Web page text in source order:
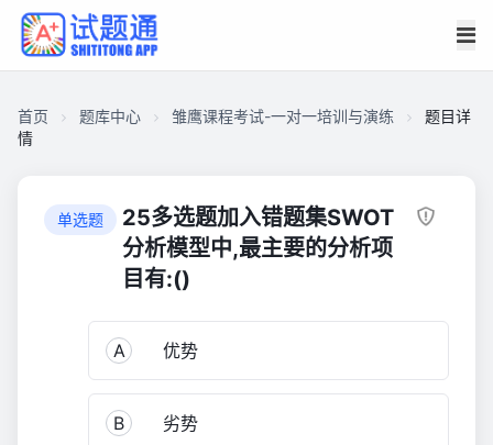
首页 题库中心 雏鹰课程考试-一对一培训与演练
题目详
情
单选题
25多选题加入错题集SWOT
分析模型中,最主要的分析项
目有:()
A 优势
B 劣势